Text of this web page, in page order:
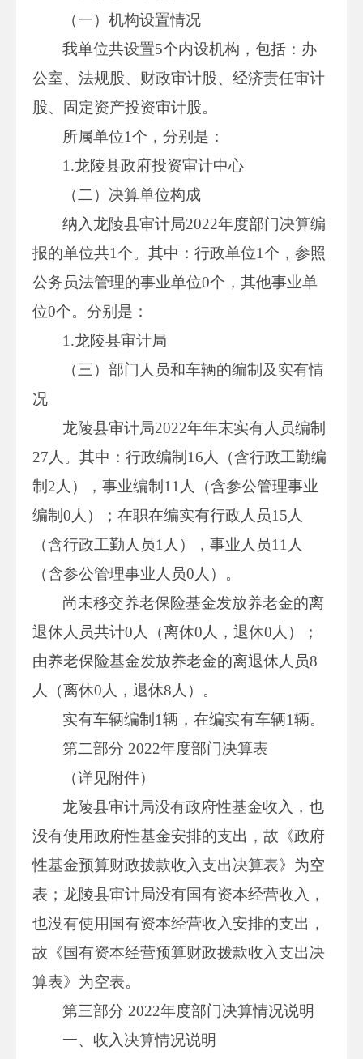
（一）机构设置情况
我单位共设置5个内设机构，包括：办
公室、法规股、财政审计股、经济责任审计
股、固定资产投资审计股。
所属单位1个，分别是：
1.龙陵县政府投资审计中心
（二）决算单位构成
纳入龙陵县审计局2022年度部门决算编
报的单位共1个。其中：行政单位1个，参照
公务员法管理的事业单位0个，其他事业单
位0个。分别是：
1.龙陵县审计局
（三）部门人员和车辆的编制及实有情
况
龙陵县审计局2022年年末实有人员编制
27人。其中：行政编制16人（含行政工勤编
制2人），事业编制11人（含参公管理事业
编制0人）；在职在编实有行政人员15人
（含行政工勤人员1人），事业人员11人
（含参公管理事业人员0人）。
尚未移交养老保险基金发放养老金的离
退休人员共计0人（离休0人，退休0人）；
由养老保险基金发放养老金的离退休人员8
人（离休0人，退休8人）。
实有车辆编制1辆，在编实有车辆1辆。
第二部分 2022年度部门决算表
（详见附件）
龙陵县审计局没有政府性基金收入，也
没有使用政府性基金安排的支出，故《政府
性基金预算财政拨款收入支出决算表》为空
表；龙陵县审计局没有国有资本经营收入，
也没有使用国有资本经营收入安排的支出，
故《国有资本经营预算财政拨款收入支出决
算表》为空表。
第三部分 2022年度部门决算情况说明
一、收入决算情况说明